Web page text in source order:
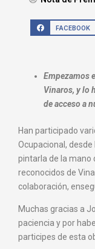
FACEBOOK
Empezamos
Vinaros, y lo
de acceso a
Han participado
Ocupacional,
pintarla de la mano
reconocidos de
colaboración,
Muchas gracias a
paciencia y por
participes de esta